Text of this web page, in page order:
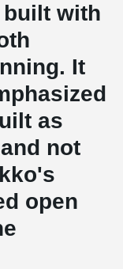
with
It
as
not
open